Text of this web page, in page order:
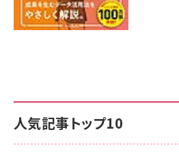
人気記事トップ10